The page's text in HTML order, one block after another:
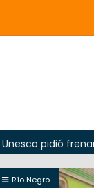
frenar las
Río Negro